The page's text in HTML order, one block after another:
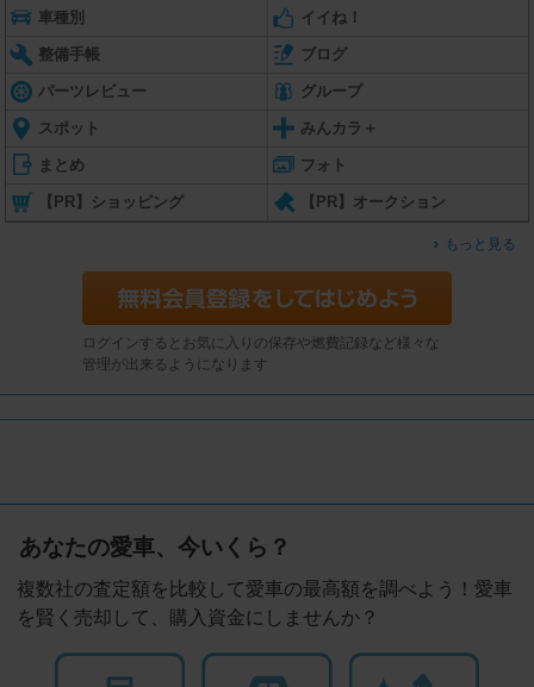
車種別 イイね！
整備手帳 ブログ
パーツレビュー グループ
スポット みんカラ＋
まとめ フォト
【PR】ショッピング 【PR】オークション
もっと見る
ログインするとお気に入りの保存や燃費記録など様々な
管理が出来るようになります
あなたの愛車、今いくら？
複数社の査定額を比較して愛車の最高額を調べよう！愛車
を賢く売却して、購入資金にしませんか？